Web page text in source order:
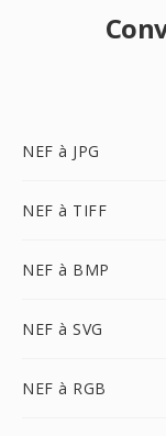
NEF à JPG
NEF à TIFF
NEF à BMP
NEF à SVG
NEF à RGB